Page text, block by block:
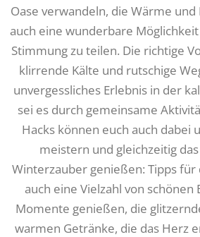
Oase verwandeln, die Wärme
auch eine wunderbare
Stimmung zu teilen. Die richtige
klirrende Kälte und rutschige
unvergessliches Erlebnis in der
sei es durch gemeinsame
Hacks können euch auch
meistern und gleichzeitig
Winterzauber genießen: Tipps
auch eine Vielzahl von
Momente genießen, die
warmen Getränke, die das Herz